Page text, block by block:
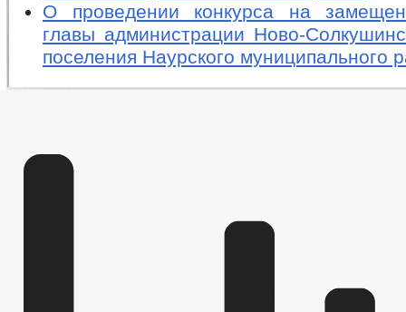
О проведении конкурса на
главы администрации Ново-
поселения Наурского муниципального